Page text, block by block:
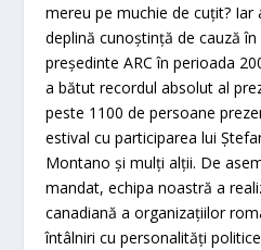
mereu pe muchie de cuțit?
deplină cunoștință de cauză
președinte ARC în perioada
a bătut recordul absolut al
peste 1100 de persoane
estival cu participarea lui
Montano și mulți alții. De
mandat, echipa noastră a
canadiană a organizațiilor
întâlniri cu personalități